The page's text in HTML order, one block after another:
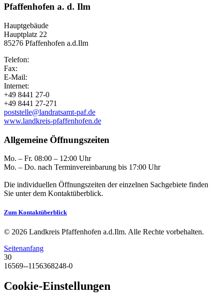
Pfaffenhofen a. d. Ilm
Hauptgebäude
Hauptplatz 22
85276 Pfaffenhofen a.d.Ilm
Telefon:
Fax:
E-Mail:
Internet:
+49 8441 27-0
+49 8441 27-271
poststelle@landratsamt-paf.de
www.landkreis-pfaffenhofen.de
Allgemeine Öffnungszeiten
Mo. – Fr. 08:00 – 12:00 Uhr
Mo. – Do. nach Terminvereinbarung bis 17:00 Uhr
Die individuellen Öffnungszeiten der einzelnen Sachgebiete finden
Sie unter dem Kontaktüberblick.
Zum Kontaktüberblick
© 2026 Landkreis Pfaffenhofen a.d.Ilm. Alle Rechte vorbehalten.
Seitenanfang
30
16569--1156368248-0
Cookie-Einstellungen